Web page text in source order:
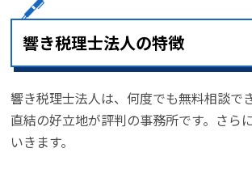
響き税理士法人の特徴
響き税理士法人は、何度でも無料相談で
直結の好立地が評判の事務所です。さら
いきます。